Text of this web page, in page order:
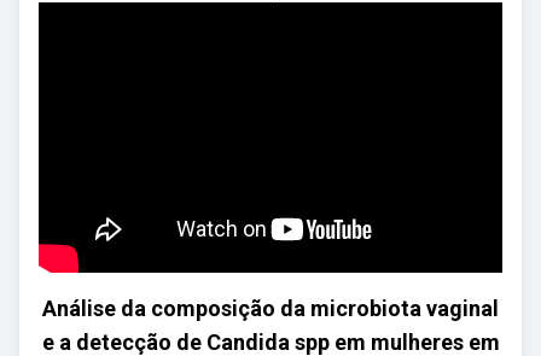
Análise da composição da microbiota vaginal
e a detecção de Candida spp em mulheres em